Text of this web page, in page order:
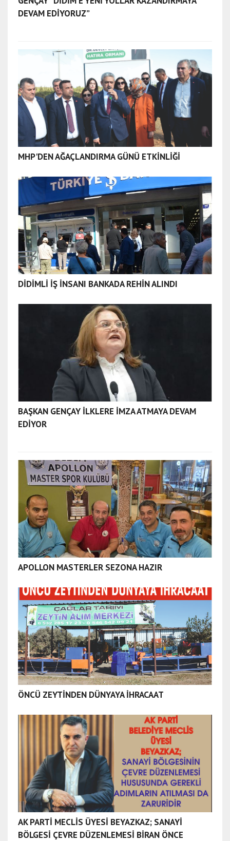
DEVAM EDİYORUZ”
MHP'DEN AĞAÇLANDIRMA GÜNÜ ETKİNLİĞİ
DİDİMLİ İŞ İNSANI BANKADA REHİN ALINDI
BAŞKAN GENÇAY İLKLERE İMZA ATMAYA DEVAM
EDİYOR
APOLLON MASTERLER SEZONA HAZIR
ÖNCÜ ZEYTİNDEN DÜNYAYA İHRACAAT
AK PARTİ MECLİS ÜYESİ BEYAZKAZ; SANAYİ
BÖLGESİ ÇEVRE DÜZENLEMESİ BİRAN ÖNCE